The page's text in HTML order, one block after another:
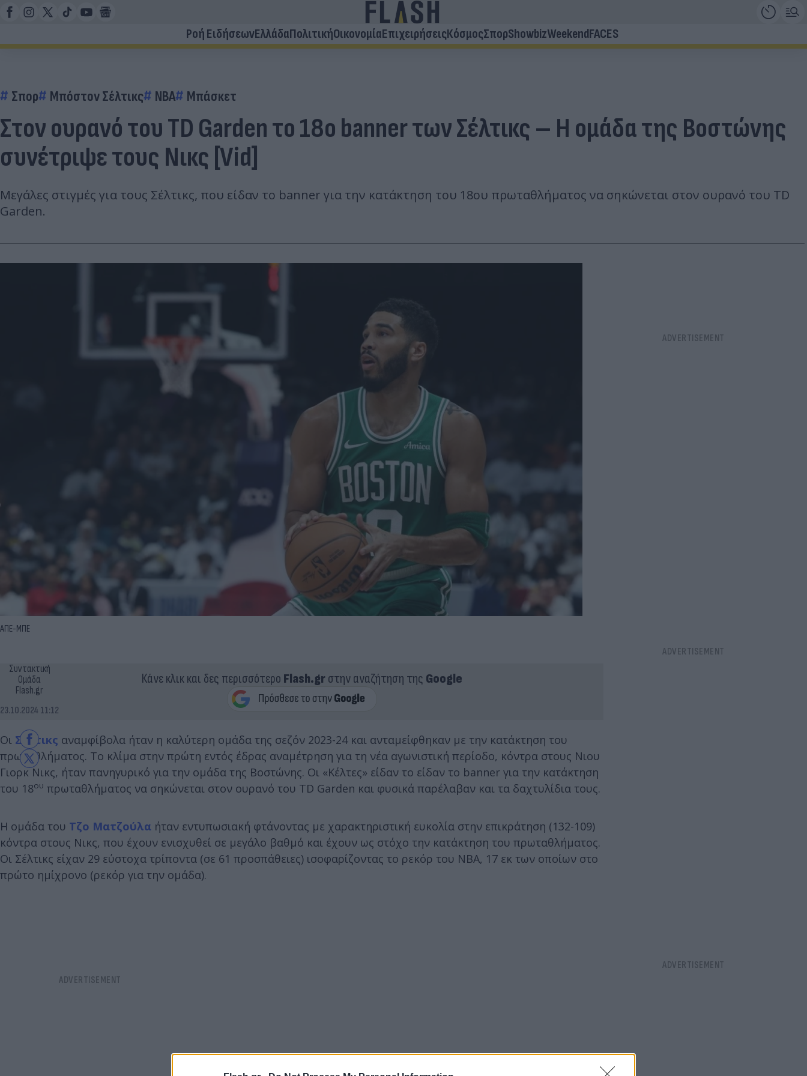
Ροή ΕιδήσεωνΕλλάδαΠολιτικήΟικονομίαΕπιχειρήσειςΚόσμοςΣπορShowbizWeekendFACES
Σπορ Μπόστον Σέλτικς ΝΒΑ Μπάσκετ
Στον ουρανό του TD Garden το 18ο banner των Σέλτικς – Η ομάδα της Βοστώνης
συνέτριψε τους Νικς [Vid]
Μεγάλες στιγμές για τους Σέλτικς, που είδαν το banner για την κατάκτηση του 18ου πρωταθλήματος να σηκώνεται στον ουρανό του TD
Garden.
ΑΠΕ-ΜΠΕ
Συντακτική
Ομάδα
Flash.gr
23.10.2024 11:12
Κάνε κλικ και δες περισσότερο Flash.grστην αναζήτηση της Google
Οι Σέλτικς αναμφίβολα ήταν η καλύτερη ομάδα της σεζόν 2023-24 και ανταμείφθηκαν με την κατάκτηση του
πρωταθλήματος. Το κλίμα στην πρώτη εντός έδρας αναμέτρηση για τη νέα αγωνιστική περίοδο, κόντρα στους Νιου
Γιορκ Νικς, ήταν πανηγυρικό για την ομάδα της Βοστώνης. Οι «Κέλτες» είδαν το είδαν το banner για την κατάκτηση
του 18ου πρωταθλήματος να σηκώνεται στον ουρανό του TD Garden και φυσικά παρέλαβαν και τα δαχτυλίδια τους.
Η ομάδα του Τζο Ματζούλα ήταν εντυπωσιακή φτάνοντας με χαρακτηριστική ευκολία στην επικράτηση (132-109)
κόντρα στους Νικς, που έχουν ενισχυθεί σε μεγάλο βαθμό και έχουν ως στόχο την κατάκτηση του πρωταθλήματος.
Οι Σέλτικς είχαν 29 εύστοχα τρίποντα (σε 61 προσπάθειες) ισοφαρίζοντας το ρεκόρ του ΝΒΑ, 17 εκ των οποίων στο
πρώτο ημίχρονο (ρεκόρ για την ομάδα).